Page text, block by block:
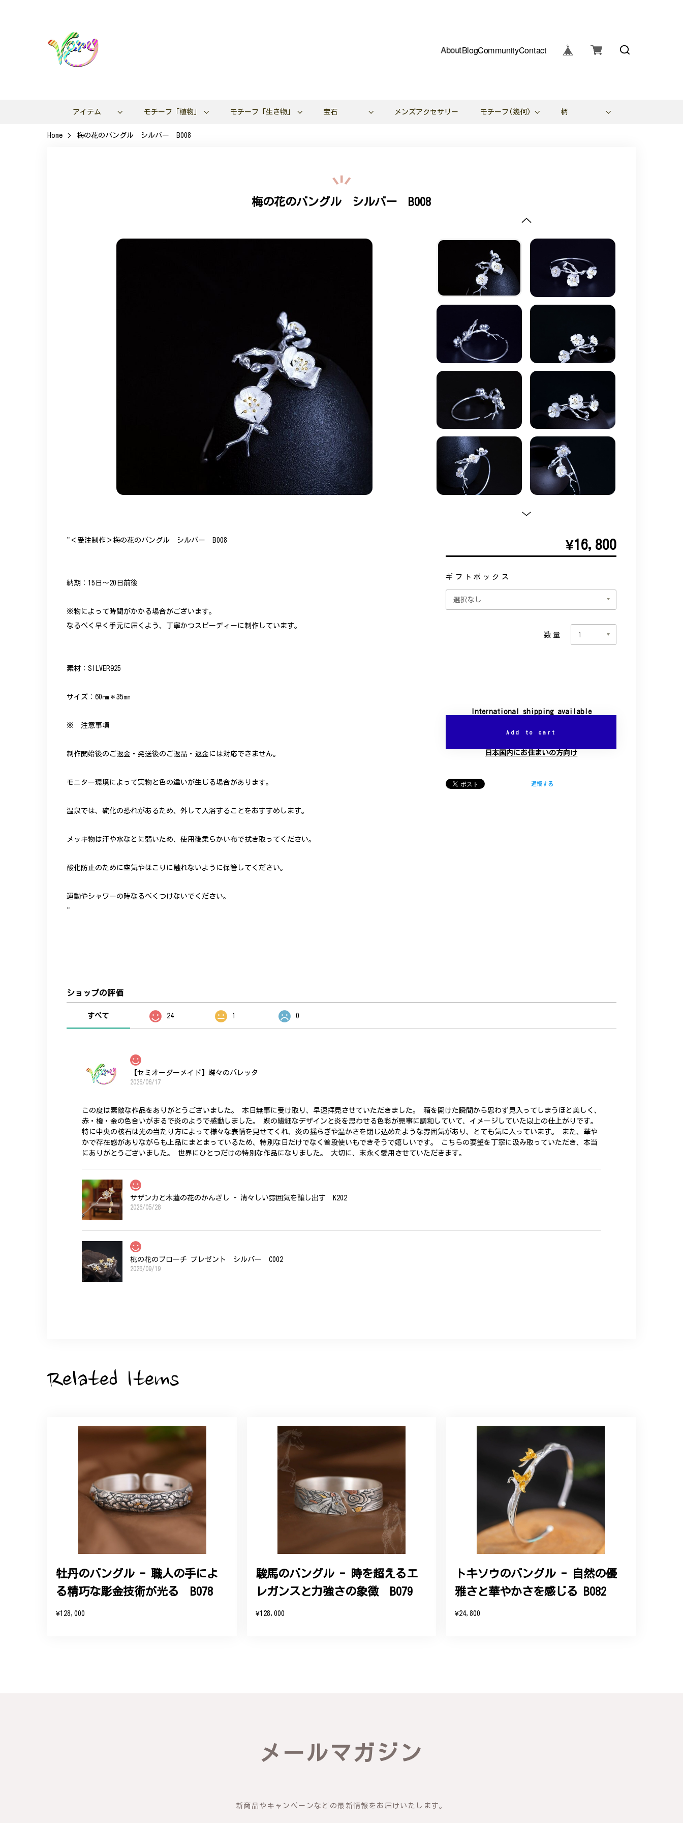
AboutBlogCommunityContact
アイテム モチーフ「植物」 モチーフ「生き物」 宝石 メンズアクセサリー モチーフ(幾何) 柄
Home 梅の花のバングル シルバー B008
梅の花のバングル シルバー B008
"＜受注制作＞梅の花のバングル シルバー B008
納期：15日～20日前後
※物によって時間がかかる場合がございます。
なるべく早く手元に届くよう、丁寧かつスピーディーに制作しています。
素材：SILVER925
サイズ：60㎜＊35㎜
※ 注意事項
制作開始後のご返金・発送後のご返品・返金には対応できません。
モニター環境によって実物と色の違いが生じる場合があります。
温泉では、硫化の恐れがあるため、外して入浴することをおすすめします。
メッキ物は汗や水などに弱いため、使用後柔らかい布で拭き取ってください。
酸化防止のために空気やほこりに触れないように保管してください。
運動やシャワーの時なるべくつけないでください。
"
¥16,800
ギフトボックス
数量
International shipping available
Add to cart
日本国内にお住まいの方向け
通報する
ショップの評価
すべて 24 1 0
【セミオーダーメイド】蝶々のバレッタ
2026/06/17
この度は素敵な作品をありがとうございました。 本日無事に受け取り、早速拝見させていただきました。 箱を開けた瞬間から思わず見入ってしまうほど美しく、
赤・橙・金の色合いがまるで炎のようで感動しました。 蝶の繊細なデザインと炎を思わせる色彩が見事に調和していて、イメージしていた以上の仕上がりです。
特に中央の核石は光の当たり方によって様々な表情を見せてくれ、炎の揺らぎや温かさを閉じ込めたような雰囲気があり、とても気に入っています。 また、華や
かで存在感がありながらも上品にまとまっているため、特別な日だけでなく普段使いもできそうで嬉しいです。 こちらの要望を丁寧に汲み取っていただき、本当
にありがとうございました。 世界にひとつだけの特別な作品になりました。 大切に、末永く愛用させていただきます。
サザンカと木蓮の花のかんざし - 清々しい雰囲気を醸し出す K202
2026/05/28
桃の花のブローチ プレゼント シルバー C002
2025/09/19
大切な節目のお祝いに、母へのプレゼント用に購入させていただきました。実際に目にすると 華美すぎず丁寧なデザインで、イメージ以上にとても素敵な1点でし
【オーダーメイド】オリジナルリング
2025/06/16
こちらのオーダーの細かい調整に何度も対応していただき、ありがとうございました。
エレガントな蛇バングル！高級感あるスタイリッシュなデザイン B058
バングルの腕周りのサイズ直しも料金に含まれており、こちらからの質問にも速やかに回答下さり、信頼できるショップという印象を受けました。予想通り、届い
この度は素晴らしいレビューをいただき、誠にありがとうございます。お客様にご満足いただけたこと、そして当店を信頼いただけたことを大
参りますので、何かございましたらいつでもお気軽にご連絡ください。引き続きどうぞよろしくお願い申し上げます。
この度は梨の花の指輪をお選びいただき、誠にありがとうございました。お客様にご満足いただけたこと、大変嬉しく思っております。これか
らも心を込めた作品をお届けできるよう努めてまいりますので、どうぞ末永くご愛用ください。またのご利用を心よりお待ちしております。
梅の花のかんざし - まるで本物の梅の花が咲いているかのような繊細さ K145
Related Items
牡丹のバングル - 職人の手によ
る精巧な彫金技術が光る B078
¥128,000
駿馬のバングル - 時を超えるエ
レガンスと力強さの象徴 B079
¥128,000
トキソウのバングル - 自然の優
雅さと華やかさを感じる B082
¥24,800
メールマガジン
新商品やキャンペーンなどの最新情報をお届けいたします。